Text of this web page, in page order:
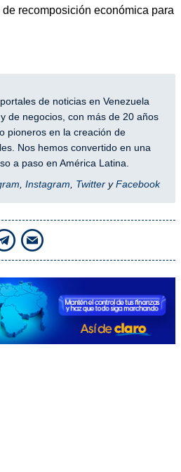
recomposición económica para
de noticias en Venezuela
de negocios, con más de 20 años
pioneros en la creación de
Nos hemos convertido en una
a paso en América Latina.
, Instagram, TwitteryFacebook